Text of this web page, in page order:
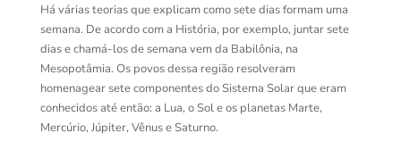
Há várias teorias que explicam como sete dias formam uma
semana. De acordo com a História, por exemplo, juntar sete
dias e chamá-los de semana vem da Babilônia, na
Mesopotâmia. Os povos dessa região resolveram
homenagear sete componentes do Sistema Solar que eram
conhecidos até então: a Lua, o Sol e os planetas Marte,
Mercúrio, Júpiter, Vênus e Saturno.